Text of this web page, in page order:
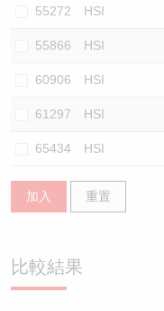
55272 HSI
55866 HSI
60906 HSI
61297 HSI
65434 HSI
加入 重置
比較結果